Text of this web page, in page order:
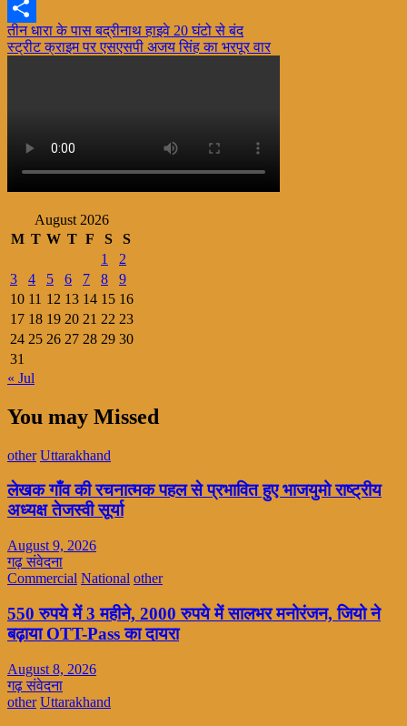
X
Share
Post
navigation
तीन धारा के पास बद्रीनाथ हाइवे 20 घंटो से बंद
स्ट्रीट क्राइम पर एसएसपी अजय सिंह का भरपूर वार
August 2026
M T W T F S
S
1
2
3
4 5 6 7 8
9
10 11 12 13 14 15 16
17 18 19 20 21 22 23
24 25 26 27 28 29 30
31
« Jul
You may Missed
other Uttarakhand
लेखक गाँव की रचनात्मक पहल से प्रभावित हुए भाजयुमो राष्ट्रीय
अध्यक्ष तेजस्वी सूर्या
August 9, 2026
गढ़ संवेदना
Commercial National other
550 रुपये में 3 महीने, 2000 रुपये में सालभर मनोरंजन, जियो ने
बढ़ाया OTT-Pass का दायरा
August 8, 2026
गढ़ संवेदना
other Uttarakhand